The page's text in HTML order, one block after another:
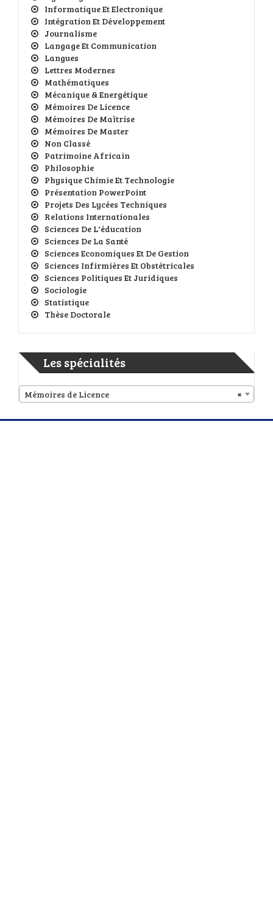
Informatique Et Electronique
Intégration Et Développement
Journalisme
Langage Et Communication
Langues
Lettres Modernes
Mathématiques
Mécanique & Energétique
Mémoires De Licence
Mémoires De Maîtrise
Mémoires De Master
Non Classé
Patrimoine Africain
Philosophie
Physique Chimie Et Technologie
Présentation PowerPoint
Projets Des Lycées Techniques
Relations Internationales
Sciences De L'éducation
Sciences De La Santé
Sciences Economiques Et De Gestion
Sciences Infirmières Et Obstétricales
Sciences Politiques Et Juridiques
Sociologie
Statistique
Thèse Doctorale
Les spécialités
×
Mémoires de Licence